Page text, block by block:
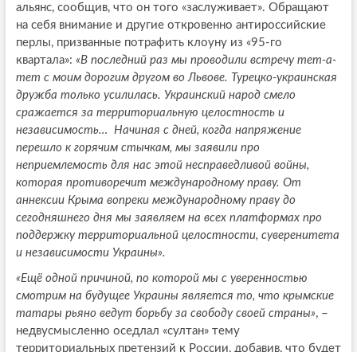
альянс, сообщив, что он того «заслуживает». Обращают
на себя внимание и другие откровенно антироссийские
перлы, призванные потрафить клоуну из «95-го
квартала»: «В последний раз мы проводили встречу тет-а-
тет с моим дорогим другом во Львове. Турецко-украинская
дружба только усилилась. Украинский народ смело
сражается за территориальную целостность и
независимость… Начиная с дней, когда напряжение
перешло к горячим стычкам, мы заявили про
неприемлемость для нас этой несправедливой войны,
которая противоречит международному праву. От
аннексии Крыма вопреки международному праву до
сегодняшнего дня мы заявляем на всех платформах про
поддержку территориальной целостности, суверенитета
и независимости Украины».
«Ещё одной причиной, по которой мы с уверенностью
смотрим на будущее Украины является то, что крымские
татары рьяно ведут борьбу за свободу своей страны», –
недвусмысленно оседлал «султан» тему
территориальных претензий к России, добавив, что будет